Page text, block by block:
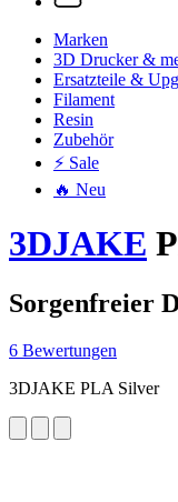
Marken
3D Drucker &
Ersatzteile &
Filament
Resin
Zubehör
⚡ Sale
🔥 Neu
3DJAKE
Sorgenfreier
6 Bewertungen
3DJAKE PLA Silver